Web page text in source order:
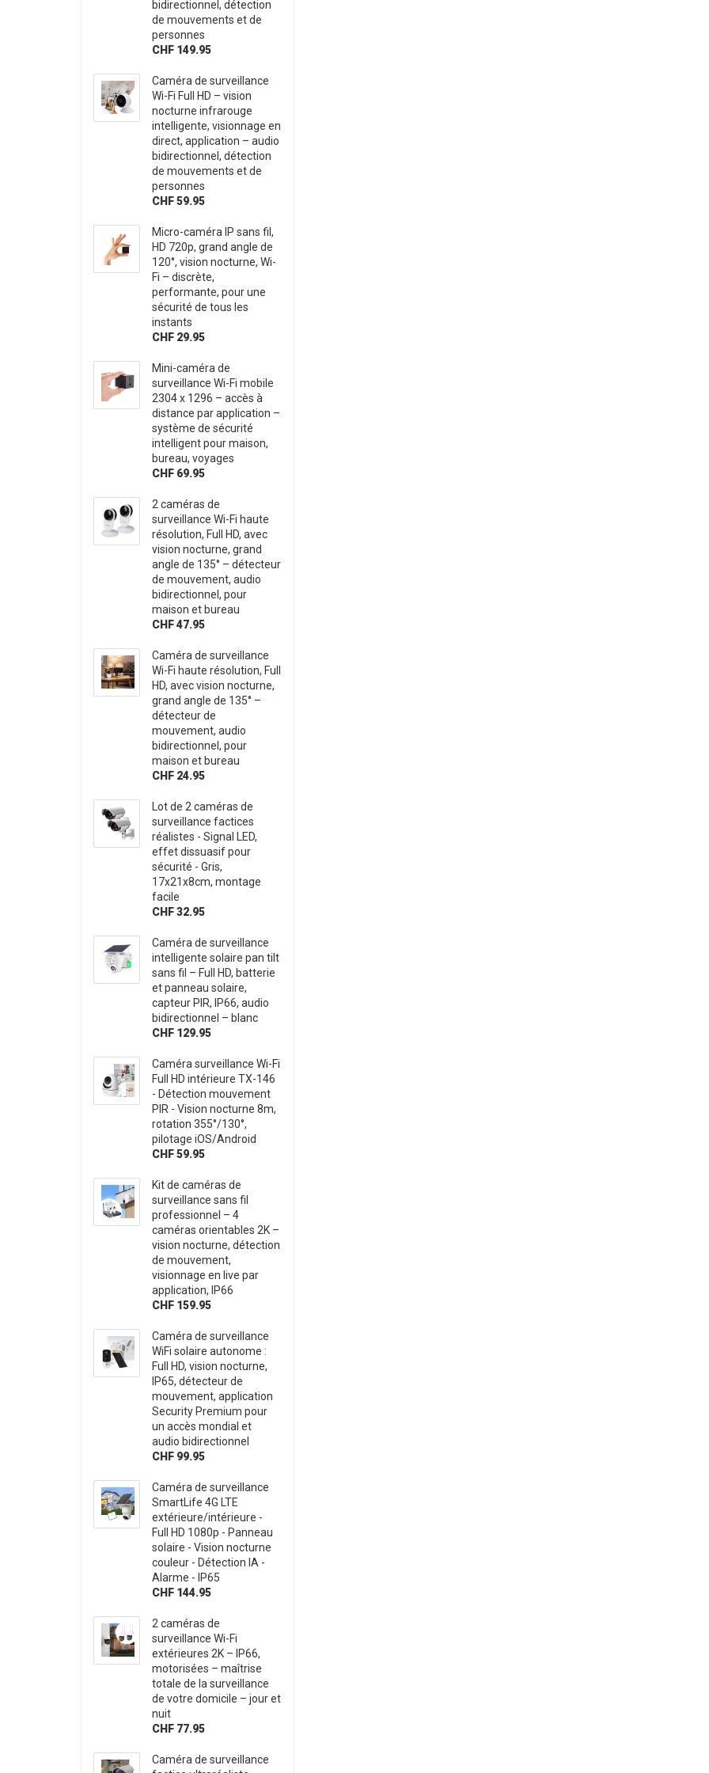
bidirectionnel, détection
de mouvements et de
personnes
CHF 149.95
Caméra de surveillance
Wi-Fi Full HD – vision
nocturne infrarouge
intelligente, visionnage en
direct, application – audio
bidirectionnel, détection
de mouvements et de
personnes
CHF 59.95
Micro-caméra IP sans fil,
HD 720p, grand angle de
120°, vision nocturne, Wi-
Fi – discrète,
performante, pour une
sécurité de tous les
instants
CHF 29.95
Mini-caméra de
surveillance Wi-Fi mobile
2304 x 1296 – accès à
distance par application –
système de sécurité
intelligent pour maison,
bureau, voyages
CHF 69.95
2 caméras de
surveillance Wi-Fi haute
résolution, Full HD, avec
vision nocturne, grand
angle de 135° – détecteur
de mouvement, audio
bidirectionnel, pour
maison et bureau
CHF 47.95
Caméra de surveillance
Wi-Fi haute résolution, Full
HD, avec vision nocturne,
grand angle de 135° –
détecteur de
mouvement, audio
bidirectionnel, pour
maison et bureau
CHF 24.95
Lot de 2 caméras de
surveillance factices
réalistes - Signal LED,
effet dissuasif pour
sécurité - Gris,
17x21x8cm, montage
facile
CHF 32.95
Caméra de surveillance
intelligente solaire pan tilt
sans fil – Full HD, batterie
et panneau solaire,
capteur PIR, IP66, audio
bidirectionnel – blanc
CHF 129.95
Caméra surveillance Wi-Fi
Full HD intérieure TX-146
- Détection mouvement
PIR - Vision nocturne 8m,
rotation 355°/130°,
pilotage iOS/Android
CHF 59.95
Kit de caméras de
surveillance sans fil
professionnel – 4
caméras orientables 2K –
vision nocturne, détection
de mouvement,
visionnage en live par
application, IP66
CHF 159.95
Caméra de surveillance
WiFi solaire autonome :
Full HD, vision nocturne,
IP65, détecteur de
mouvement, application
Security Premium pour
un accès mondial et
audio bidirectionnel
CHF 99.95
Caméra de surveillance
SmartLife 4G LTE
extérieure/intérieure -
Full HD 1080p - Panneau
solaire - Vision nocturne
couleur - Détection IA -
Alarme - IP65
CHF 144.95
2 caméras de
surveillance Wi-Fi
extérieures 2K – IP66,
motorisées – maîtrise
totale de la surveillance
de votre domicile – jour et
nuit
CHF 77.95
Caméra de surveillance